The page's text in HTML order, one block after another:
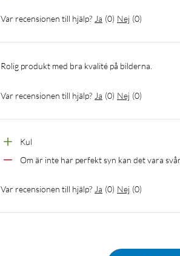
Var recensionen till hjälp? Ja (0) Nej (0)
Rolig produkt med bra kvalité på bilderna.
Var recensionen till hjälp? Ja (0) Nej (0)
Kul
Om är inte har perfekt syn kan det vara
Var recensionen till hjälp? Ja (0) Nej (0)